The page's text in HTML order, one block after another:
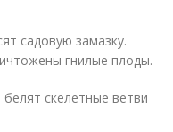
садовую замазку.
гнилые плоды.
скелетные ветви